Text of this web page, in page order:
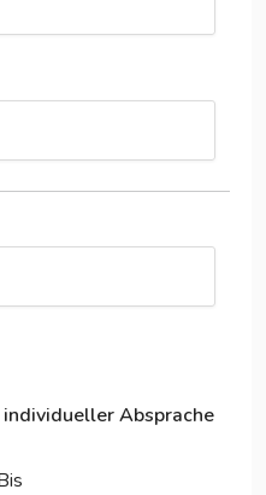
Absprache